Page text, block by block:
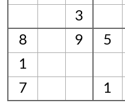
3
8
9 5
1
7
1